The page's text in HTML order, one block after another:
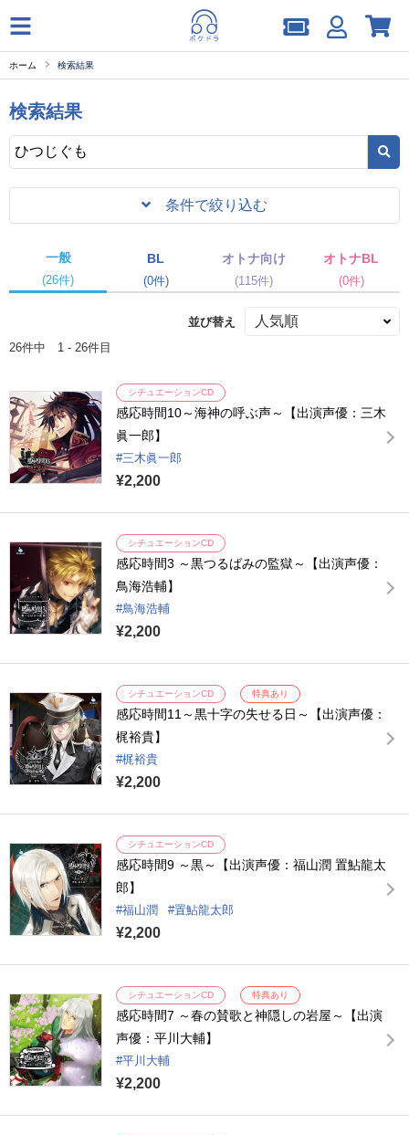
ホーム 検索結果
検索結果
条件で絞り込む
一般
(26件)
BL
(0件)
オトナ向け
(115件)
オトナBL
(0件)
並び替え
26件中 1 - 26件目
シチュエーションCD
感応時間10～海神の呼ぶ声～【出演声優：三木
眞一郎】
三木眞一郎
¥2,200
シチュエーションCD
感応時間3 ～黒つるばみの監獄～【出演声優：
鳥海浩輔】
鳥海浩輔
¥2,200
シチュエーションCD 特典あり
感応時間11～黒十字の失せる日～【出演声優：
梶裕貴】
梶裕貴
¥2,200
シチュエーションCD
感応時間9 ～黒～【出演声優：福山潤 置鮎龍太
郎】
福山潤 置鮎龍太郎
¥2,200
シチュエーションCD 特典あり
感応時間7 ～春の賛歌と神隠しの岩屋～【出演
声優：平川大輔】
平川大輔
¥2,200